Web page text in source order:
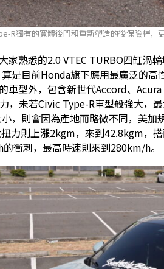
R獨有的寬體後門和重新塑造的後保險桿，
家熟悉的2.0 VTEC TURBO四缸渦
是目前Honda旗下應用最廣泛的
車型外，包含新世代Accord、Acura
，未若Civic Type-R車型般強大，
，則會因為產地而略微不同，美加
力則上漲2kgm，來到42.8kgm，
衝刺，最高時速則來到280km/h。